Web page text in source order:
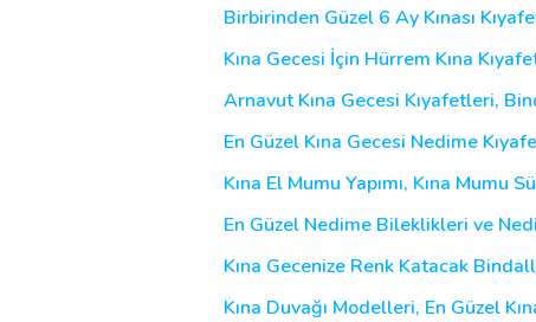
Birbirinden Güzel 6 Ay Kınası
Kına Gecesi İçin Hürrem Kına
Arnavut Kına Gecesi Kıyafetleri,
En Güzel Kına Gecesi Nedime
Kına El Mumu Yapımı, Kına Mumu
En Güzel Nedime Bileklikleri ve
Kına Gecenize Renk Katacak
Kına Duvağı Modelleri, En Güzel